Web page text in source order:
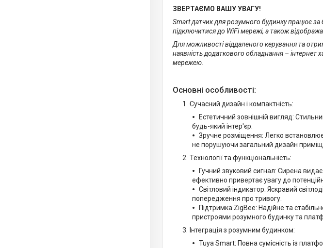
ЗВЕРТАЄМО ВАШУ УВАГУ!
Smart датчик для розумного будинку працює
підключитися до WiFi мережі, а також
Для можливості віддаленого керування та
наявність додаткового обладнання – інтернет
мережею.
Основні особливості:
Сучасний дизайн і компактність:
Естетичний зовнішній вигляд:
будь-який інтер'єр.
Зручне розміщення: Легко
не порушуючи загальний дизайн
Технології та функціональність:
Гучний звуковий сигнал: Сирена
ефективно привертає увагу до
Світловий індикатор: Яскравий
попередження про тривогу.
Підтримка ZigBee: Надійне та
пристроями розумного будинку та
Інтеграція з розумним будинком:
Tuya Smart: Повна сумісність із